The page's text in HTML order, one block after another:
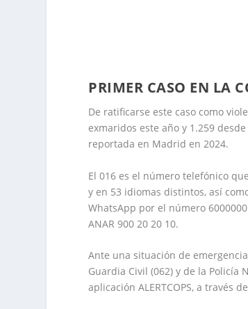
PRIMER CASO EN LA
De ratificarse este caso como
exmaridos este año y 1.259
reportada en Madrid en 2024.
El 016 es el número telefónico
y en 53 idiomas distintos, así
WhatsApp por el número
ANAR 900 20 20 10.
Ante una situación de
Guardia Civil (062) y de la Policía
aplicación ALERTCOPS, a través